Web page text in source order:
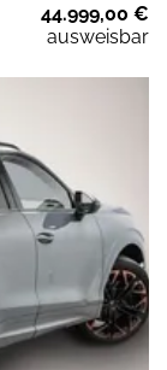
44.999,00 €
ausweisbar